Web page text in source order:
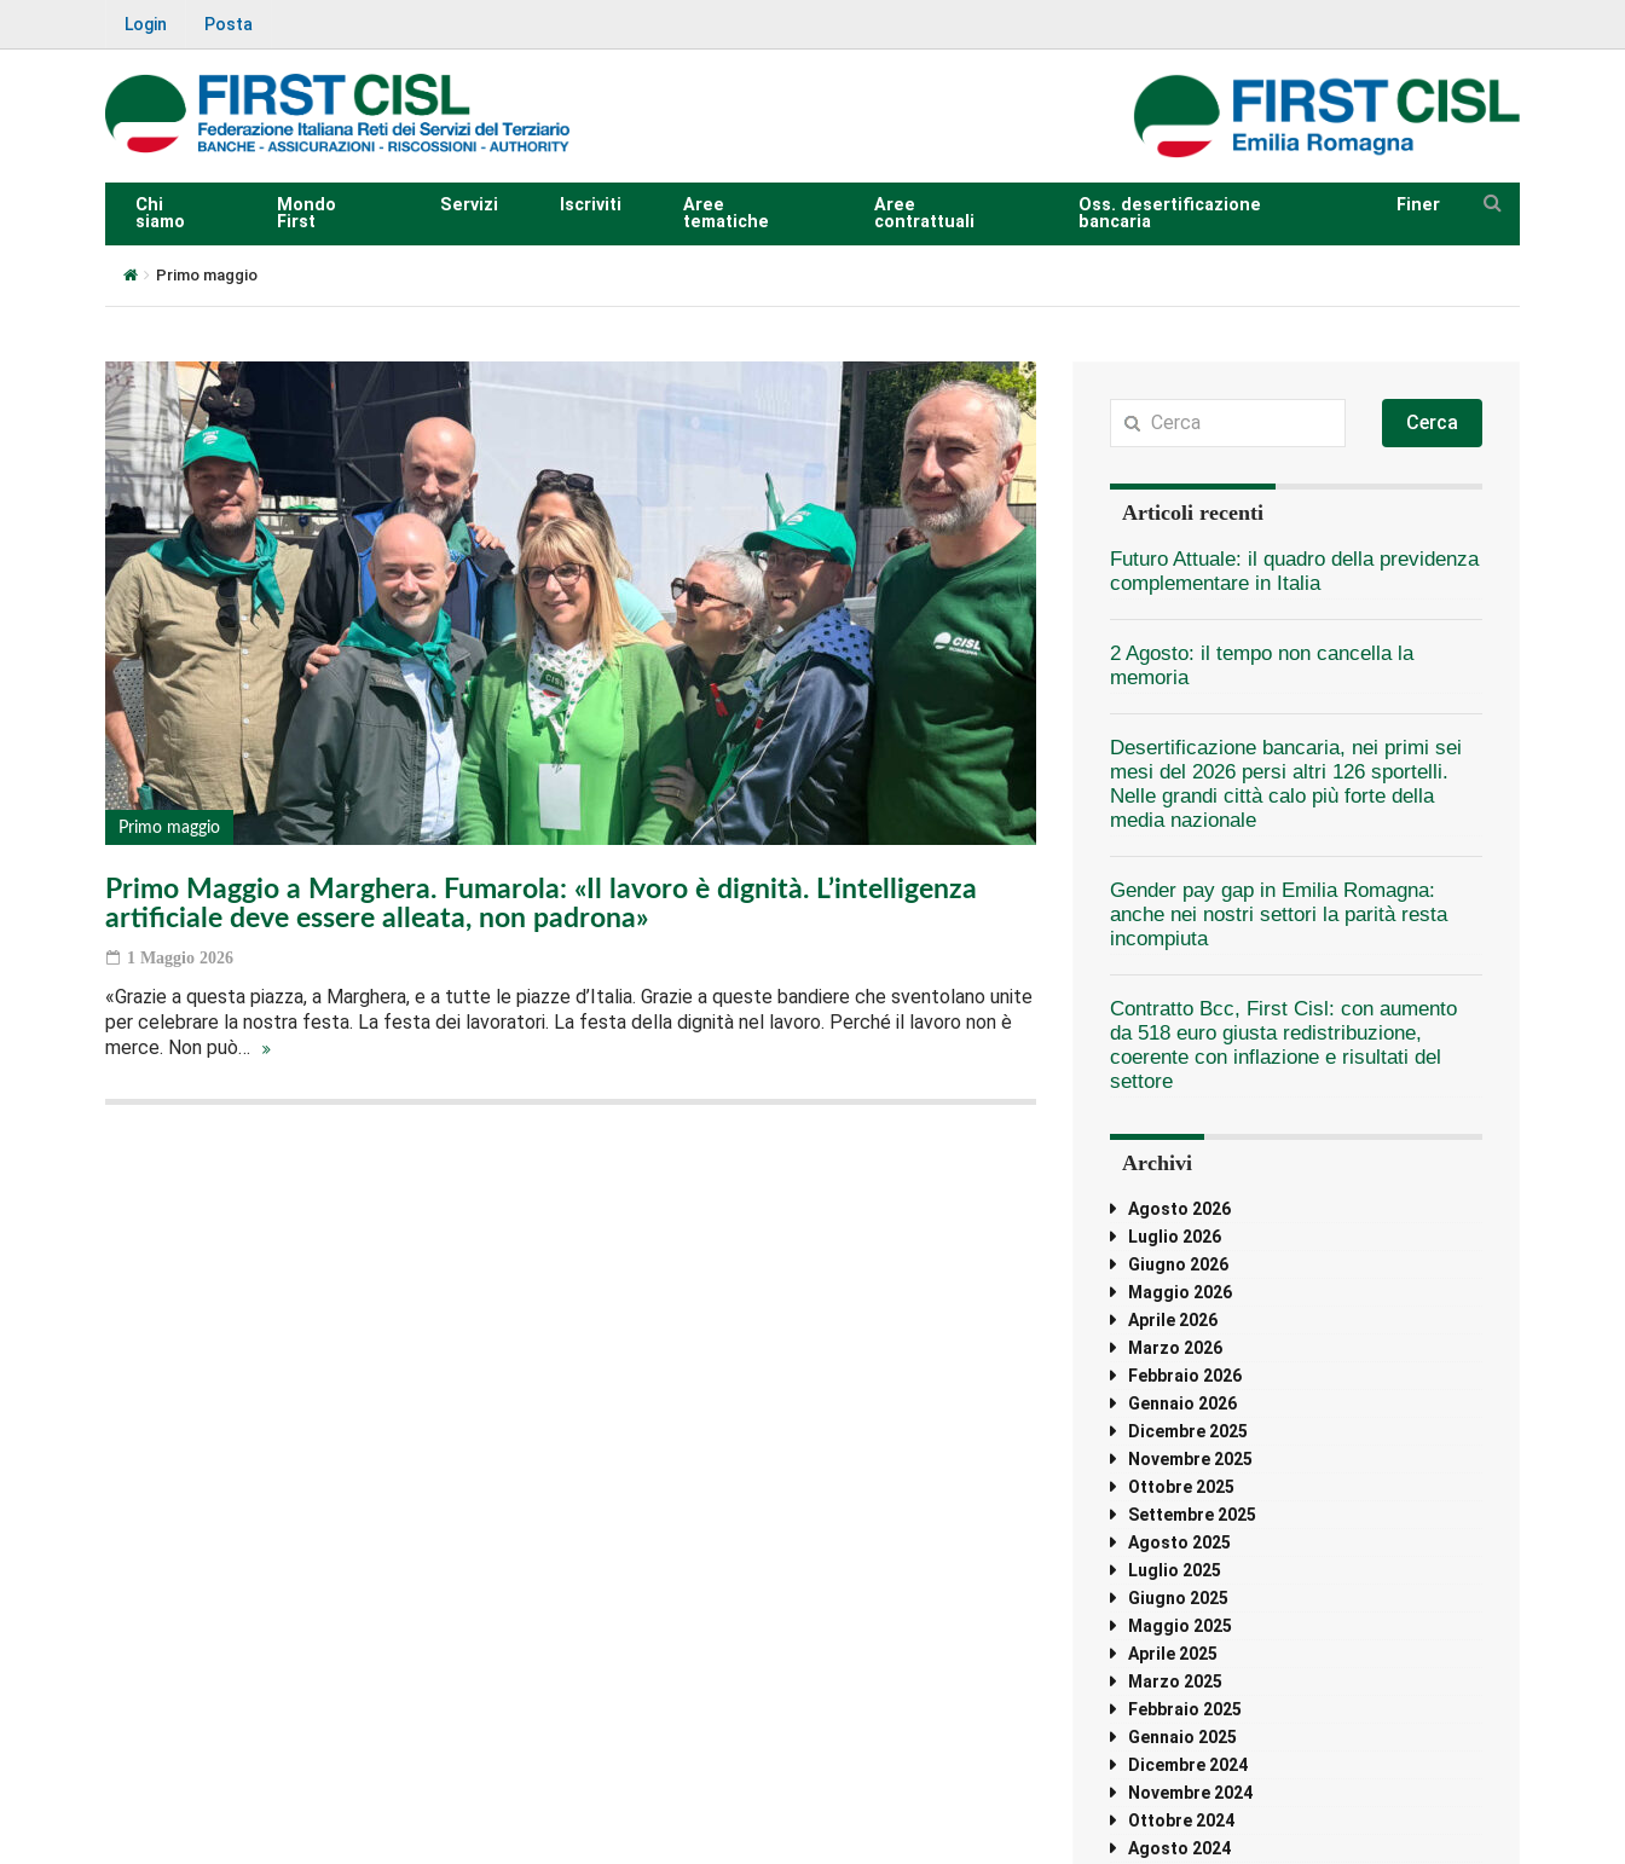
Login Posta
Chi
siamo
Mondo
First
Servizi Iscriviti
Aree
tematiche
Aree
contrattuali
Oss. desertificazione
bancaria
Finer
Primo maggio
Primo maggio
Primo Maggio a Marghera. Fumarola: «Il lavoro è dignità. L’intelligenza
artificiale deve essere alleata, non padrona»
1 Maggio 2026
«Grazie a questa piazza, a Marghera, e a tutte le piazze d’Italia. Grazie a queste bandiere che sventolano unite
per celebrare la nostra festa. La festa dei lavoratori. La festa della dignità nel lavoro. Perché il lavoro non è
merce. Non può…
Cerca
Articoli recenti
Futuro Attuale: il quadro della previdenza
complementare in Italia
2 Agosto: il tempo non cancella la
memoria
Desertificazione bancaria, nei primi sei
mesi del 2026 persi altri 126 sportelli.
Nelle grandi città calo più forte della
media nazionale
Gender pay gap in Emilia Romagna:
anche nei nostri settori la parità resta
incompiuta
Contratto Bcc, First Cisl: con aumento
da 518 euro giusta redistribuzione,
coerente con inflazione e risultati del
settore
Archivi
Agosto 2026
Luglio 2026
Giugno 2026
Maggio 2026
Aprile 2026
Marzo 2026
Febbraio 2026
Gennaio 2026
Dicembre 2025
Novembre 2025
Ottobre 2025
Settembre 2025
Agosto 2025
Luglio 2025
Giugno 2025
Maggio 2025
Aprile 2025
Marzo 2025
Febbraio 2025
Gennaio 2025
Dicembre 2024
Novembre 2024
Ottobre 2024
Agosto 2024